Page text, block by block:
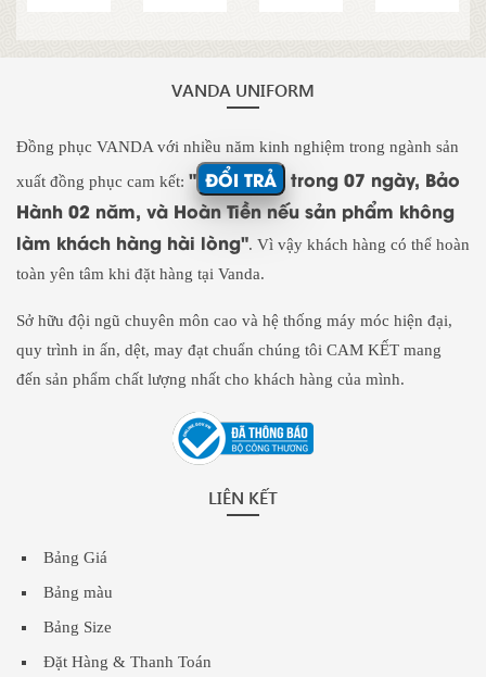
VANDA UNIFORM
Đồng phục VANDA với nhiều năm kinh nghiệm trong ngành sản
xuất đồng phục cam kết: " ĐỔI TRẢ trong 07 ngày, Bảo
Hành 02 năm, và Hoàn Tiền nếu sản phẩm không
làm khách hàng hài lòng". Vì vậy khách hàng có thể hoàn
toàn yên tâm khi đặt hàng tại Vanda.
Sở hữu đội ngũ chuyên môn cao và hệ thống máy móc hiện đại,
quy trình in ấn, dệt, may đạt chuẩn chúng tôi CAM KẾT mang
đến sản phẩm chất lượng nhất cho khách hàng của mình.
LIÊN KẾT
Bảng Giá
Bảng màu
Bảng Size
Đặt Hàng & Thanh Toán